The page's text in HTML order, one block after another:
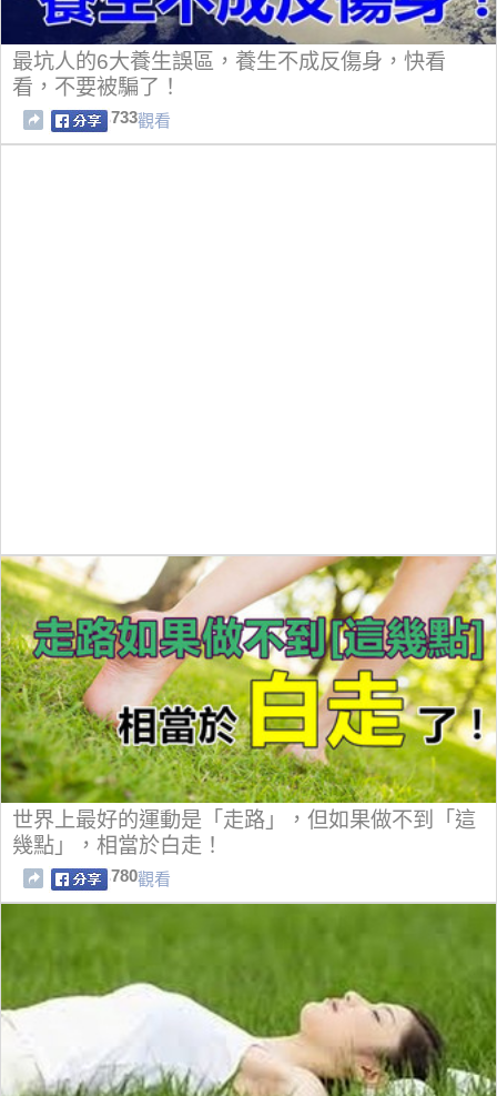
最坑人的6大養生誤區，養生不成反傷身，快看
看，不要被騙了！
733觀看
世界上最好的運動是「走路」，但如果做不到「這
幾點」，相當於白走！
780觀看